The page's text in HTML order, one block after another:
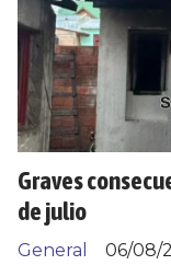
Graves
de julio
General
06/08/